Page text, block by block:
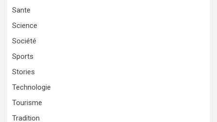
Sante
Science
Société
Sports
Stories
Technologie
Tourisme
Tradition